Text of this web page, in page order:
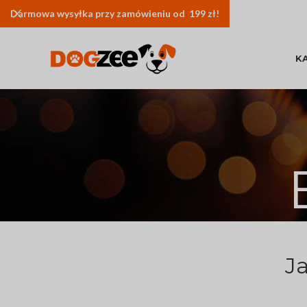
Darmowa wysyłka przy zamówieniu od 199 zł!